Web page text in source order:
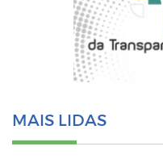
MAIS LIDAS